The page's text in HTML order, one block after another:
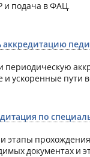
и подача в ФАЦ.
аккредитацию
периодическую
ускоренные пути
по
этапы
документах и